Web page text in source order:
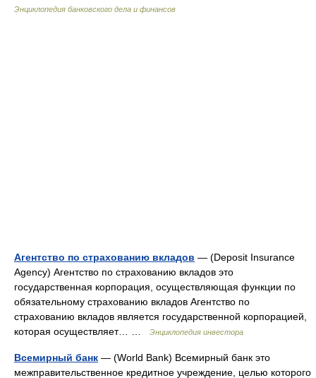
Энциклопедия банковского дела и финансов
Агентство по страхованию вкладов — (Deposit Insurance
Agency) Агентство по страхованию вкладов это
государственная корпорация, осуществляющая функции по
обязательному страхованию вкладов Агентство по
страхованию вкладов является государственной корпорацией,
которая осуществляет… …
Энциклопедия инвестора
Всемирный банк — (World Bank) Всемирный банк это
межправительственное кредитное учреждение, целью которого